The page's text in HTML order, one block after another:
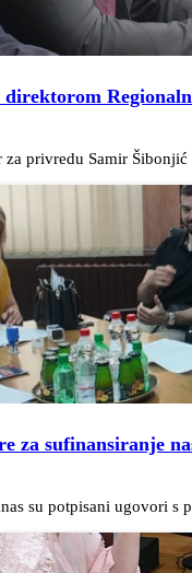
privredu Samir Šibonjić
za sufinansiranje
su potpisani ugovori s